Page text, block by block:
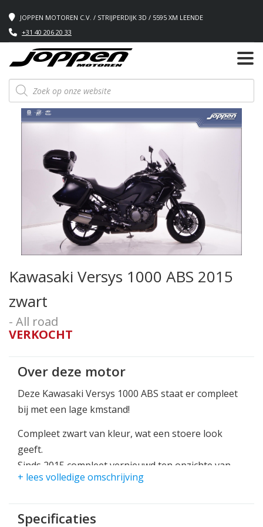
JOPPEN MOTOREN C.V. / STRIJPERDIJK 3D / 5595 XM LEENDE
+31 40 206 20 33
Producten
zoeken
Kawasaki Versys 1000 ABS 2015
zwart
- All road
VERKOCHT
Over deze motor
Deze Kawasaki Versys 1000 ABS staat er compleet
bij met een lage kmstand!
Compleet zwart van kleur, wat een stoere look
geeft.
Sinds 2015 compleet vernieuwd ten opzichte van
het vorige model, een flinke upgrade!
Power modussen, traction control en abs zorgen
voor veiligheid.
+ lees volledige omschrijving
Specificaties